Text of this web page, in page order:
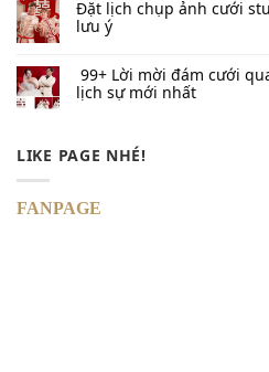
Đặt lịch chụp ảnh cưới
lưu ý
99+ Lời mời đám cưới
lịch sự mới nhất
LIKE PAGE NHÉ!
FANPAGE